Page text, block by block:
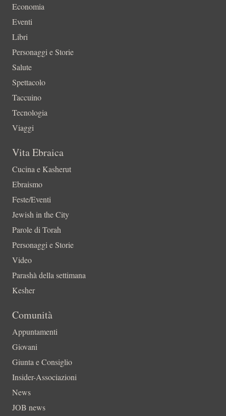
Economia
Eventi
Libri
Personaggi e Storie
Salute
Spettacolo
Taccuino
Tecnologia
Viaggi
Vita Ebraica
Cucina e Kasherut
Ebraismo
Feste/Eventi
Jewish in the City
Parole di Torah
Personaggi e Storie
Video
Parashà della settimana
Kesher
Comunità
Appuntamenti
Giovani
Giunta e Consiglio
Insider-Associazioni
News
JOB news